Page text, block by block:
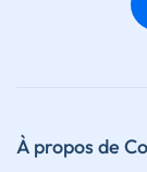
À propos de